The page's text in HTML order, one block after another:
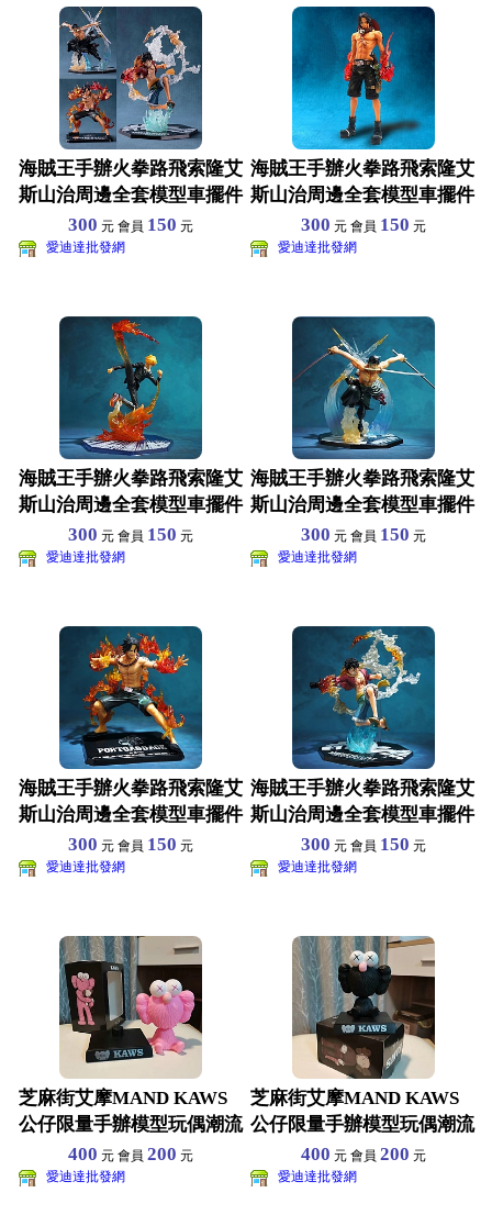
海賊王手辦火拳路飛索隆艾
斯山治周邊全套模型車擺件
公仔禮物玩具 路飛18
300 元 會員 150 元
愛迪達批發網
海賊王手辦火拳路飛索隆艾
斯山治周邊全套模型車擺件
公仔禮物玩具 路飛18
300 元 會員 150 元
愛迪達批發網
海賊王手辦火拳路飛索隆艾
斯山治周邊全套模型車擺件
公仔禮物玩具 路飛18
300 元 會員 150 元
愛迪達批發網
海賊王手辦火拳路飛索隆艾
斯山治周邊全套模型車擺件
公仔禮物玩具 路飛18
300 元 會員 150 元
愛迪達批發網
海賊王手辦火拳路飛索隆艾
斯山治周邊全套模型車擺件
公仔禮物玩具 路飛18
300 元 會員 150 元
愛迪達批發網
海賊王手辦火拳路飛索隆艾
斯山治周邊全套模型車擺件
公仔禮物玩具 路飛18
300 元 會員 150 元
愛迪達批發網
芝麻街艾摩MAND KAWS
公仔限量手辦模型玩偶潮流
彈簧搖頭汽車擺件
400 元 會員200 元
愛迪達批發網
芝麻街艾摩MAND KAWS
公仔限量手辦模型玩偶潮流
彈簧搖頭汽車擺件
400 元 會員 200 元
愛迪達批發網